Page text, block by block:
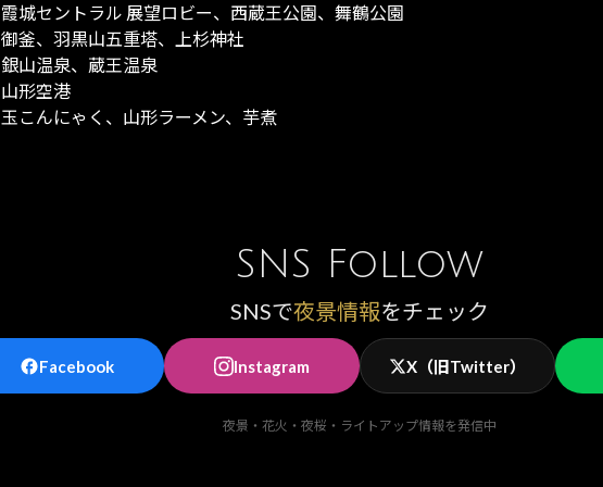
霞城セントラル 展望ロビー、西蔵王公園、舞鶴公園
御釜、羽黒山五重塔、上杉神社
銀山温泉、蔵王温泉
山形空港
玉こんにゃく、山形ラーメン、芋煮
SNS Follow
SNSで夜景情報をチェック
Facebook Instagram X（旧Twitter）
夜景・花火・夜桜・ライトアップ情報を発信中